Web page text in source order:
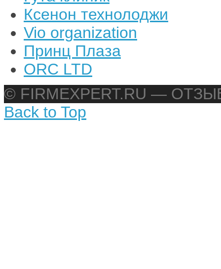
Ксенон технолоджи
Vio organization
Принц Плаза
ORC LTD
© FIRMEXPERT.RU —
Back to Top